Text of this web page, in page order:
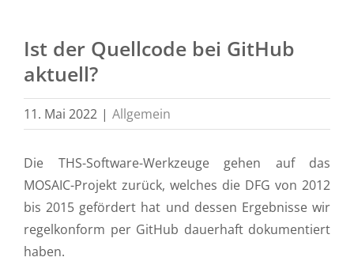
Ist der Quellcode bei GitHub
aktuell?
11. Mai 2022 | Allgemein
Die THS-Software-Werkzeuge gehen auf das
MOSAIC-Projekt zurück, welches die DFG von 2012
bis 2015 gefördert hat und dessen Ergebnisse wir
regelkonform per GitHub dauerhaft dokumentiert
haben.